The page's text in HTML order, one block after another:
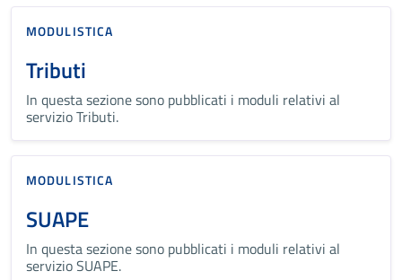
MODULISTICA
Tributi
In questa sezione sono pubblicati i moduli relativi al
servizio Tributi.
MODULISTICA
SUAPE
In questa sezione sono pubblicati i moduli relativi al
servizio SUAPE.